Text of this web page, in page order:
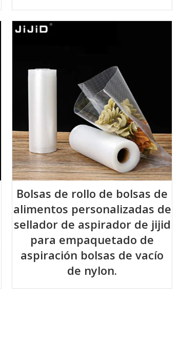
Bolsas de rollo de bolsas de
alimentos personalizadas de
sellador de aspirador de jijid
para empaquetado de
aspiración bolsas de vacío
de nylon.